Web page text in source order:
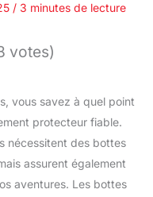
/ 3 minutes de lecture
votes)
vous savez à quel point
protecteur fiable.
nécessitent des bottes
assurent également
aventures. Les bottes